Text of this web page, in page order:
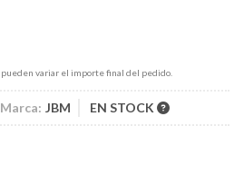
pueden variar el importe final del pedido.
Marca: JBM EN STOCK